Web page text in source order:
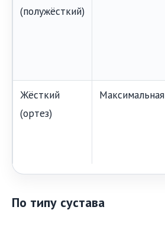
(полужёсткий)
Жёсткий
(ортез)
Максимальная
По типу сустава